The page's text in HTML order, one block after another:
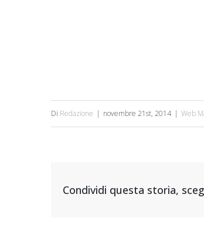
Di Redazione | novembre 21st, 2014 | Web
Condividi questa storia,